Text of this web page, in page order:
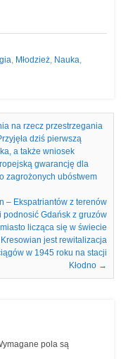
, Młodzież, Nauka,
na rzecz przestrzegania
dziś pierwszą
a także wniosek
gwarancję dla
zagrożonych ubóstwem
– Ekspatriantów z terenów
podnosić Gdańsk z gruzów
licząca się w świecie
jest rewitalizacja
w 1945 roku na stacji
Kłodno →
pola są